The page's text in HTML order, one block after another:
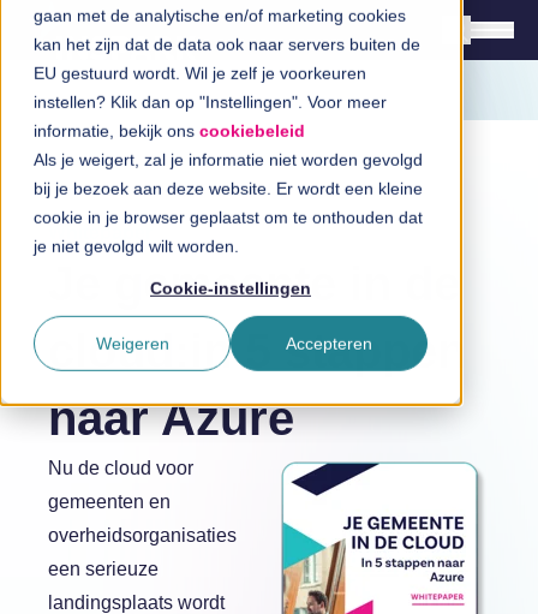
gaan met de analytische en/of marketing cookies
kan het zijn dat de data ook naar servers buiten de
EU gestuurd wordt. Wil je zelf je voorkeuren
instellen? Klik dan op "Instellingen". Voor meer
informatie, bekijk ons cookiebeleid
Als je weigert, zal je informatie niet worden gevolgd
bij je bezoek aan deze website. Er wordt een kleine
cookie in je browser geplaatst om te onthouden dat
je niet gevolgd wilt worden.
Cookie-instellingen
Accepteren
Weigeren
Oplossingen
Branches
InSpiratiecentrum
Direct in contact
Over InSpark
Werken bij InSpark
Whitepaper
Je gemeente in de
cloud:in 5 stappen
naar Azure
Nu de cloud voor
gemeenten en
overheidsorganisaties
een serieuze
landingsplaats wordt